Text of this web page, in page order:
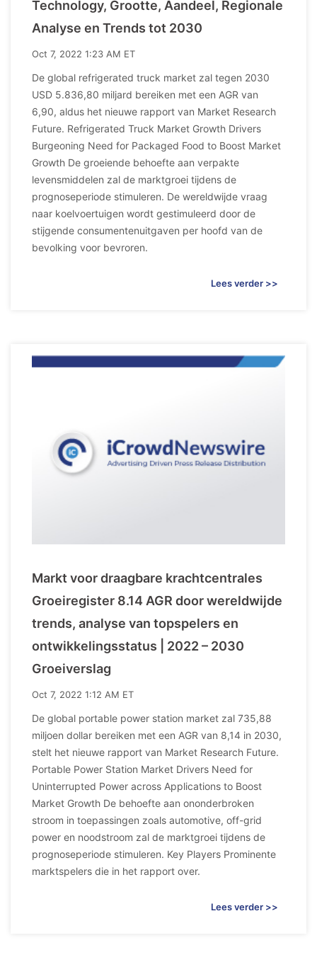
Technology, Grootte, Aandeel, Regionale
Analyse en Trends tot 2030
Oct 7, 2022 1:23 AM ET
De global refrigerated truck market zal tegen 2030
USD 5.836,80 miljard bereiken met een AGR van
6,90, aldus het nieuwe rapport van Market Research
Future. Refrigerated Truck Market Growth Drivers
Burgeoning Need for Packaged Food to Boost Market
Growth De groeiende behoefte aan verpakte
levensmiddelen zal de marktgroei tijdens de
prognoseperiode stimuleren. De wereldwijde vraag
naar koelvoertuigen wordt gestimuleerd door de
stijgende consumentenuitgaven per hoofd van de
bevolking voor bevroren.
Lees verder >>
Markt voor draagbare krachtcentrales
Groeiregister 8.14 AGR door wereldwijde
trends, analyse van topspelers en
ontwikkelingsstatus | 2022 – 2030
Groeiverslag
Oct 7, 2022 1:12 AM ET
De global portable power station market zal 735,88
miljoen dollar bereiken met een AGR van 8,14 in 2030,
stelt het nieuwe rapport van Market Research Future.
Portable Power Station Market Drivers Need for
Uninterrupted Power across Applications to Boost
Market Growth De behoefte aan ononderbroken
stroom in toepassingen zoals automotive, off-grid
power en noodstroom zal de marktgroei tijdens de
prognoseperiode stimuleren. Key Players Prominente
marktspelers die in het rapport over.
Lees verder >>